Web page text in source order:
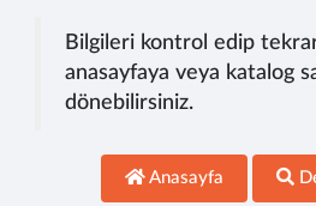
Bilgileri kontrol edip
anasayfaya veya katalog
dönebilirsiniz.
Anasayfa